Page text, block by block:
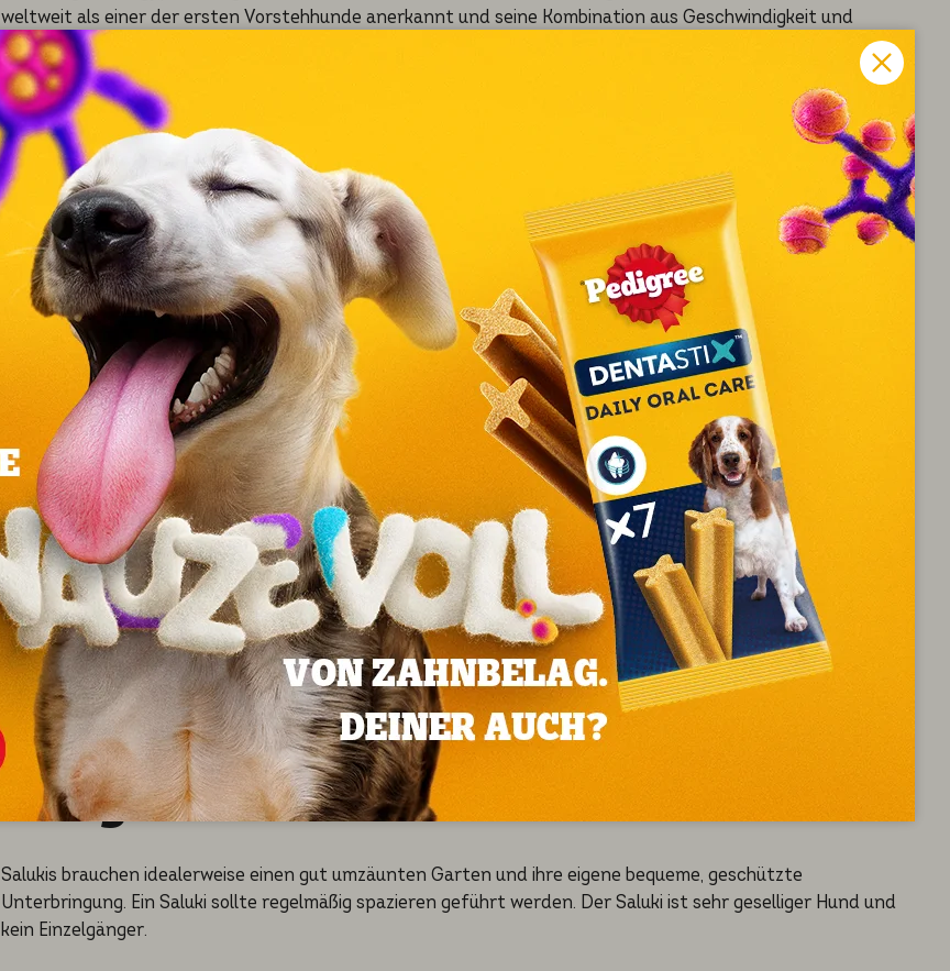
weltweit als einer der ersten Vorstehhunde anerkannt und seine Kombination aus Geschwindigkeit und
Ausdauer ist noch immer unübertroffen. Ursprünglich wurde der Saluki zur Gazellen- und Hasenjagd
gezüchtet. Seine aristokratisch anmutende Erscheinung und die leichten Bewegungen haben ihn zum Liebling
der Hundeschaujuroren gemacht. Er freut sich genauso, über offene Felder zu rennen wie sich friedlich bei
Ihnen zu Hause auszuruhen.
Übersicht
Durchschnittliches Alter:
Salukis werden bis zu 16 Jahre alt.
Durchschnittsgröße und -gewicht:
Salukis werden 56 cm bis 71 cm groß und wiegen zwischen 20 und 30 kg.
Persönlichkeit, Charaktereigenschaften und Temperament:
Salukis wurden für das Familienleben gezüchtet und sind eine extrem freundliche Rasse. Ein mittelgroßer,
sanfter Hund, der auf extreme Geschwindigkeit und Ausdauer ausgelegt wurde. Es gibt kurzhaarige und
befederte Varianten, die letzteren mit seidenen Fransen hauptsächlich an den Ohren und am Schwanz. Der
Saluki ist ein Wachhund, der Sie vor Eindringlingen warnt, aber nicht angreifen wird. Salukis sind zuverlässig,
tolerant und kinderlieb.
Zusammenleben mit anderen Haustieren:
Salukis kommen gut mit anderen Haustieren (einschließlich Katzen) aus, wenn sie in jungem Alter miteinander
vertraut gemacht werden. Wie bei jeder anderen Rasse benötigen ältere Tiere mehr Zeit, um sich in eine neue
Umgebung einzuleben.
Pflege
Salukis brauchen idealerweise einen gut umzäunten Garten und ihre eigene bequeme, geschützte
Unterbringung. Ein Saluki sollte regelmäßig spazieren geführt werden. Der Saluki ist sehr geselliger Hund und
kein Einzelgänger.